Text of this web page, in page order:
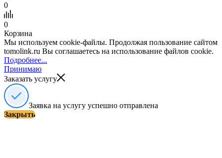
0
0
Корзина
Мы используем cookie-файлы. Продолжая пользование сайтом
tomolink.ru Вы соглашаетесь на использование файлов cookie.
Подробнее...
Принимаю
Заказать услугу
Заявка на услугу успешно отправлена
Закрыть